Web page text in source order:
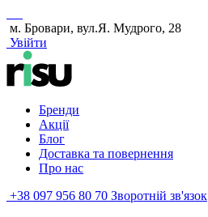
м. Бровари, вул.Я. Мудрого, 28
Увійти
Бренди
Акції
Блог
Доставка та повернення
Про нас
+38 097 956 80 70 Зворотній зв'язок